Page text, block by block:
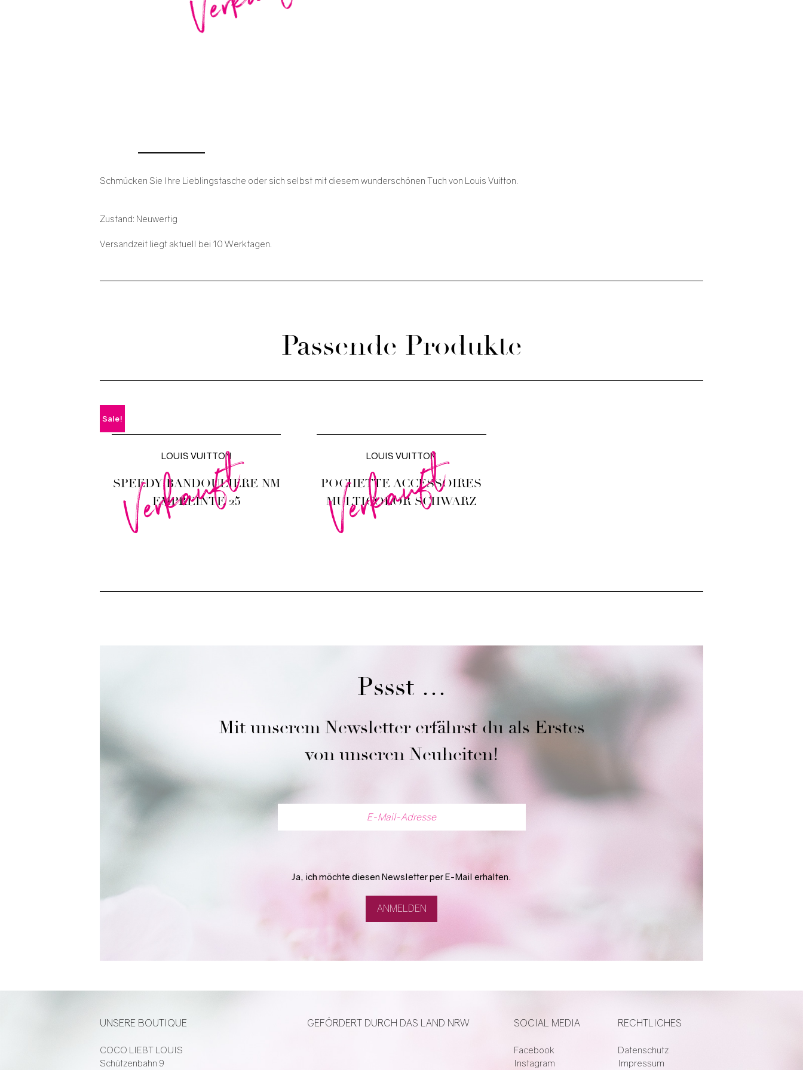
Schmücken Sie Ihre Lieblingstasche oder sich selbst mit diesem wunderschönen Tuch von Louis Vuitton.
Zustand: Neuwertig
Versandzeit liegt aktuell bei 10 Werktagen.
Passende Produkte
Sale!
Verkauft
LOUIS VUITTON
SPEEDY BANDOULIERE NM
EMPREINTE 25
Verkauft
LOUIS VUITTON
POCHETTE ACCESSOIRES
MULTICOLOR SCHWARZ
Pssst …
Mit unserem Newsletter erfährst du als Erstes
von unseren Neuheiten!
Ja, ich möchte diesen Newsletter per E-Mail erhalten.
UNSERE BOUTIQUE
COCO LIEBT LOUIS
Schützenbahn 9
GEFÖRDERT DURCH DAS LAND NRW SOCIAL MEDIA
Facebook
Instagram
RECHTLICHES
Datenschutz
Impressum